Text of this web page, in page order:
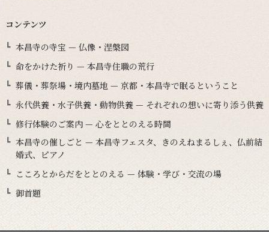
コンテンツ
本昌寺の寺宝 — 仏像・涅槃図
命をかけた祈り — 本昌寺住職の荒行
葬儀・葬祭場・境内墓地 — 京都・本昌寺で眠るということ
永代供養・水子供養・動物供養 — それぞれの想いに寄り添う供養
修行体験のご案内 — 心をととのえる時間
本昌寺の催しごと — 本昌寺フェスタ、きのえねまるしぇ、仏前結
婚式、ピアノ
こころとからだをととのえる — 体験・学び・交流の場
御首題